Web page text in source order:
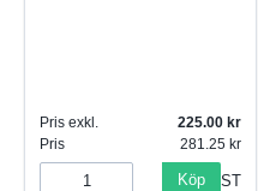
Pris exkl.
225.00
Pris
281.25
Köp ST